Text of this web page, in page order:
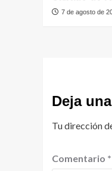
7 de agosto de
Deja
Tu dirección
Comentario *